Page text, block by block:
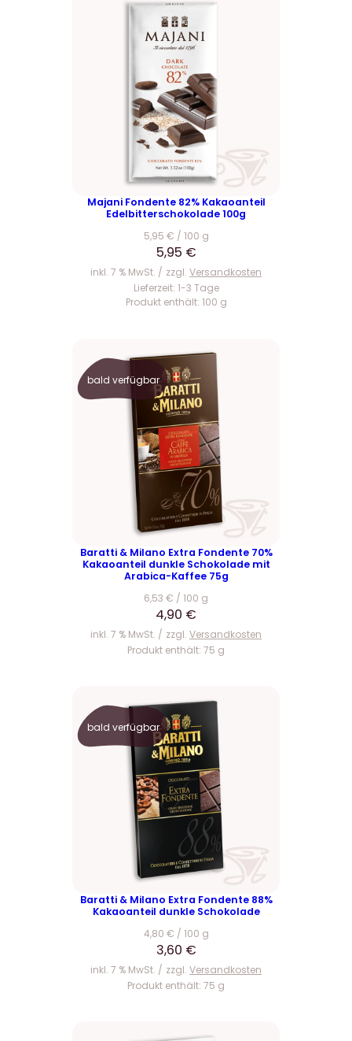
Majani Fondente 82% Kakaoanteil
Edelbitterschokolade 100g
5,95 € / 100 g
5,95 €
inkl. 7 % MwSt. zzgl. Versandkosten
Lieferzeit: 1-3 Tage
Produkt enthält: 100 g
bald verfügbar
Baratti & Milano Extra Fondente 70%
Kakaoanteil dunkle Schokolade mit
Arabica-Kaffee 75g
6,53 € / 100 g
4,90 €
inkl. 7 % MwSt. zzgl. Versandkosten
Produkt enthält: 75 g
bald verfügbar
Baratti & Milano Extra Fondente 88%
Kakaoanteil dunkle Schokolade
4,80 € / 100 g
3,60 €
inkl. 7 % MwSt. zzgl. Versandkosten
Produkt enthält: 75 g